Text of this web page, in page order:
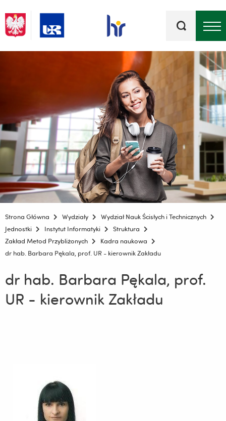
kluczowe
Strona Główna Wydziały
Wydział Nauk Ścisłych i Technicznych
Jednostki
Instytut Informatyki
Struktura
Zakład Metod Przybliżonych
Kadra naukowa
dr hab. Barbara Pękala, prof. UR - kierownik Zakładu
dr hab. Barbara Pękala, prof.
UR - kierownik Zakładu